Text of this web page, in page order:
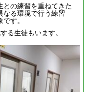
との練習を重ねてきた
なる環境で行う練習
す。
る生徒もいます。